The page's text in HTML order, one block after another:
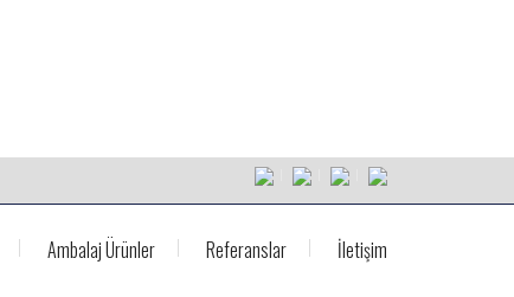
Ambalaj Ürünler Referanslar İletişim